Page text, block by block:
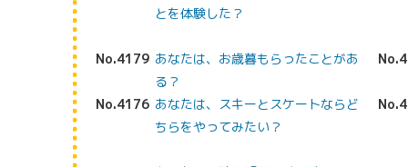
とを体験した？
No.4179 あなたは、お歳暮もらったことがあ
る？
No.4176 あなたは、スキーとスケートならど
ちらをやってみたい？